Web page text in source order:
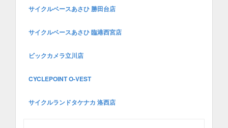
サイクルベースあさひ 勝田台店
サイクルベースあさひ 臨港西宮店
ビックカメラ立川店
CYCLEPOINT O-VEST
サイクルランドタケナカ 洛西店